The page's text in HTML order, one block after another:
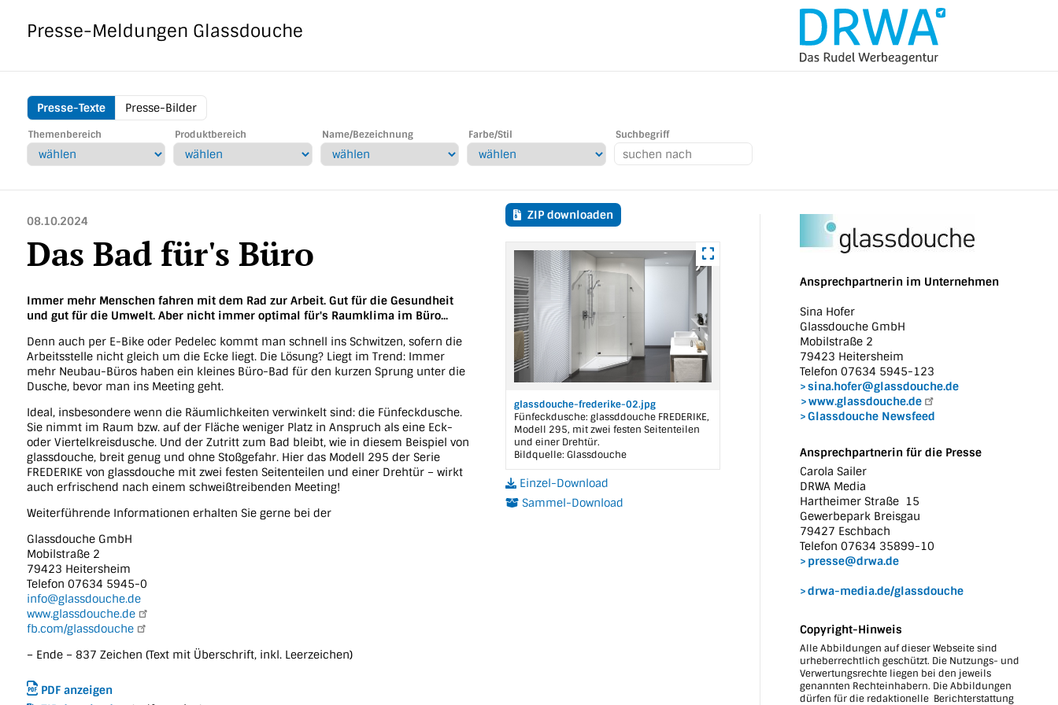
InhaltPresse-Meldungen Glassdouche
Glassdouche
Menu
Presse-Texte Presse-Bilder
Themenbereich Produktbereich Name/Bezeichnung Farbe/Stil Suchbegriff
08.10.2024
Das Bad für's Büro
Immer mehr Menschen fahren mit dem Rad zur Arbeit. Gut für die Gesundheit
und gut für die Umwelt. Aber nicht immer optimal für's Raumklima im Büro...
Denn auch per E-Bike oder Pedelec kommt man schnell ins Schwitzen, sofern die
Arbeitsstelle nicht gleich um die Ecke liegt. Die Lösung? Liegt im Trend: Immer
mehr Neubau-Büros haben ein kleines Büro-Bad für den kurzen Sprung unter die
Dusche, bevor man ins Meeting geht.
Ideal, insbesondere wenn die Räumlichkeiten verwinkelt sind: die Fünfeckdusche.
Sie nimmt im Raum bzw. auf der Fläche weniger Platz in Anspruch als eine Eck-
oder Viertelkreisdusche. Und der Zutritt zum Bad bleibt, wie in diesem Beispiel von
glassdouche, breit genug und ohne Stoßgefahr. Hier das Modell 295 der Serie
FREDERIKE von glassdouche mit zwei festen Seitenteilen und einer Drehtür – wirkt
auch erfrischend nach einem schweißtreibenden Meeting!
Weiterführende Informationen erhalten Sie gerne bei der
Glassdouche GmbH
Mobilstraße 2
79423 Heitersheim
Telefon 07634 5945-0
info@glassdouche.de
www.glassdouche.de
fb.com/glassdouche
– Ende – 837 Zeichen (Text mit Überschrift, inkl. Leerzeichen)
PDF anzeigen
ZIP downloaden
glassdouche-frederike-02.jpg
Fünfeckdusche: glassddouche FREDERIKE,
Modell 295, mit zwei festen Seitenteilen
und einer Drehtür.
Bildquelle: Glassdouche
Einzel-Download
Sammel-Download
Ansprechpartnerin im Unternehmen
Sina Hofer
Glassdouche GmbH
Mobilstraße 2
79423 Heitersheim
Telefon 07634 5945-123
sina.hofer@glassdouche.de
www.glassdouche.de
Glassdouche Newsfeed
Ansprechpartnerin für die Presse
Carola Sailer
DRWA Media
Hartheimer Straße 15
Gewerbepark Breisgau
79427 Eschbach
Telefon 07634 35899-10
presse@drwa.de
drwa-media.de/glassdouche
Copyright-Hinweis
Alle Abbildungen auf dieser Webseite sind
urheberrechtlich geschützt. Die Nutzungs- und
Verwertungsrechte liegen bei den jeweils
genannten Rechteinhabern. Die Abbildungen
dürfen für die redaktionelle Berichterstattung